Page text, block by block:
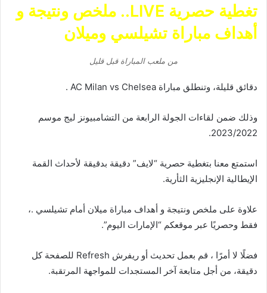
تغطية حصرية LIVE.. ملخص ونتيجة و
أهداف مباراة تشيلسي وميلان
من ملعب المباراة قبل قليل
دقائق قليلة، وتنطلق مباراة AC Milan vs Chelsea .
وذلك ضمن لقاءات الجولة الرابعة من التشامبيونز ليج موسم
2023/2022.
استمتع معنا بتغطية حصرية “لايف” دقيقة بدقيقة لأحداث القمة
الإيطالية الإنجليزية الثأرية.
علاوة على ملخص ونتيجة و أهداف مباراة ميلان أمام تشيلسي .،
فقط وحصريًا عبر موقعكم “الإمارات اليوم”.
فضلًا لا أمرًا ، قم بعمل تحديث أو ريفرش Refresh للصفحة كل
دقيقة، من أجل متابعة آخر المستجدات للمواجهة المرتقبة.